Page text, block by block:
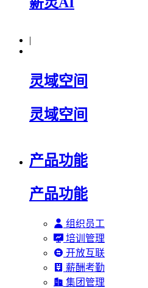
|
灵域空间
灵域空间
产品功能
产品功能
组织员工
培训管理
开放互联
薪酬考勤
集团管理